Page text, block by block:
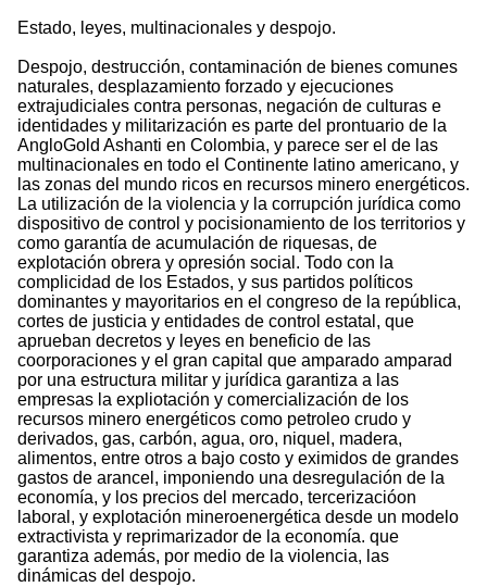
Estado, leyes, multinacionales y despojo.
Despojo, destrucción, contaminación de bienes comunes
naturales, desplazamiento forzado y ejecuciones
extrajudiciales contra personas, negación de culturas e
identidades y militarización es parte del prontuario de la
AngloGold Ashanti en Colombia, y parece ser el de las
multinacionales en todo el Continente latino americano, y
las zonas del mundo ricos en recursos minero energéticos.
La utilización de la violencia y la corrupción jurídica como
dispositivo de control y pocisionamiento de los territorios y
como garantía de acumulación de riquesas, de
explotación obrera y opresión social. Todo con la
complicidad de los Estados, y sus partidos políticos
dominantes y mayoritarios en el congreso de la república,
cortes de justicia y entidades de control estatal, que
aprueban decretos y leyes en beneficio de las
coorporaciones y el gran capital que amparado amparad
por una estructura militar y jurídica garantiza a las
empresas la expliotación y comercialización de los
recursos minero energéticos como petroleo crudo y
derivados, gas, carbón, agua, oro, niquel, madera,
alimentos, entre otros a bajo costo y eximidos de grandes
gastos de arancel, imponiendo una desregulación de la
economía, y los precios del mercado, tercerizacióon
laboral, y explotación mineroenergética desde un modelo
extractivista y reprimarizador de la economía. que
garantiza además, por medio de la violencia, las
dinámicas del despojo.